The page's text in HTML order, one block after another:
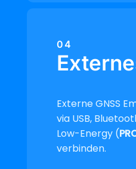
04
Externe GNSS
via USB,
Low-Energy (
verbinden.